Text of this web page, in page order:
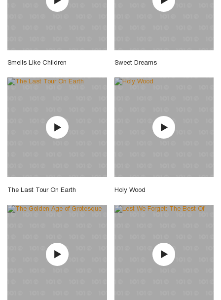
Smells Like Children Sweet Dreams
The Last Tour On Earth Holy Wood